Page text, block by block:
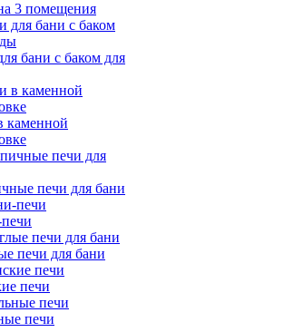
3 помещения
бани с баком для
каменной
печи для бани
печи для бани
печи
печи